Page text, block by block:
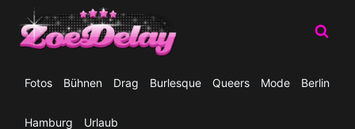
Inhalt
springen
Fotos Bühnen Drag Burlesque Queers Mode Berlin
Hamburg Urlaub